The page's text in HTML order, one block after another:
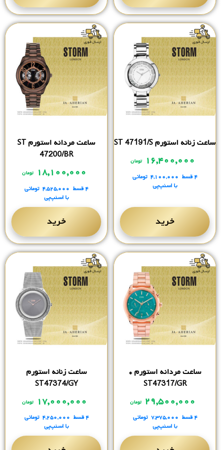
ساعت زنانه استورم ST 47191/S
۱۶,۴۰۰,۰۰۰ تومان
۴ قسط ۴,۱۰۰,۰۰۰ تومانی
با اسنپ‌پی
خرید
ساعت مردانه استورم ST
47200/BR
۱۸,۱۰۰,۰۰۰ تومان
۴ قسط ۴,۵۲۵,۰۰۰ تومانی
با اسنپ‌پی
خرید
ساعت مردانه استورم *
ST47317/GR
۲۹,۵۰۰,۰۰۰ تومان
۴ قسط ۷,۳۷۵,۰۰۰ تومانی
با اسنپ‌پی
ساعت زنانه استورم
ST47374/GY
۱۷,۰۰۰,۰۰۰ تومان
۴ قسط ۴,۲۵۰,۰۰۰ تومانی
با اسنپ‌پی